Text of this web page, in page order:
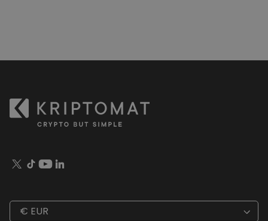
€ EUR